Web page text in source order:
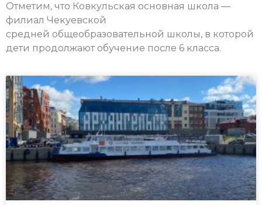
Отметим, что Ковкульская основная школа —
филиал Чекуевской
средней общеобразовательной школы, в которой
дети продолжают обучение после 6 класса.